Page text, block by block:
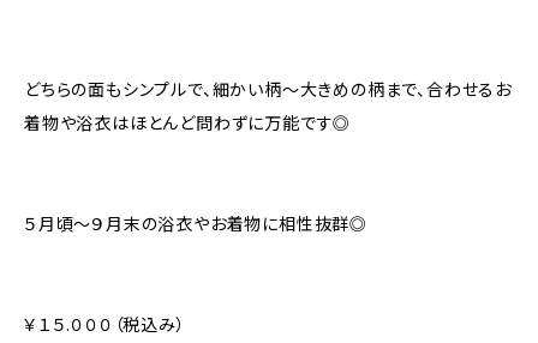
どちらの面もシンプルで、細かい柄〜大きめの柄まで、合わせるお
着物や浴衣はほとんど問わずに万能です◎
５月頃～９月末の浴衣やお着物に相性抜群◎
￥１５.０００（税込み）